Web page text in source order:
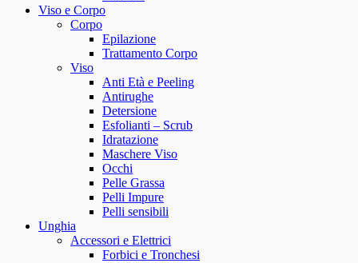
Viso e Corpo
Corpo
Epilazione
Trattamento Corpo
Viso
Anti Età e Peeling
Antirughe
Detersione
Esfolianti – Scrub
Idratazione
Maschere Viso
Occhi
Pelle Grassa
Pelli Impure
Pelli sensibili
Unghia
Accessori e Elettrici
Forbici e Tronchesi